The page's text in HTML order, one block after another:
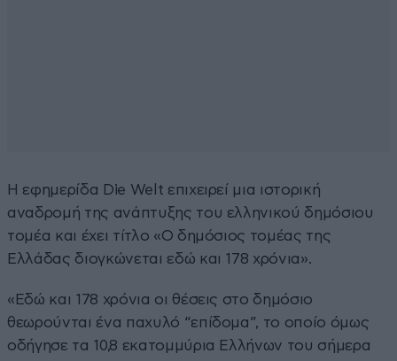
Η εφημερίδα Die Welt επιχειρεί μια ιστορική
αναδρομή της ανάπτυξης του ελληνικού δημόσιου
τομέα και έχει τίτλο «Ο δημόσιος τομέας της
Ελλάδας διογκώνεται εδώ και 178 χρόνια».
«Εδώ και 178 χρόνια οι θέσεις στο δημόσιο
θεωρούνται ένα παχυλό “επίδομα”, το οποίο όμως
οδήγησε τα 10,8 εκατομμύρια Ελλήνων του σήμερα